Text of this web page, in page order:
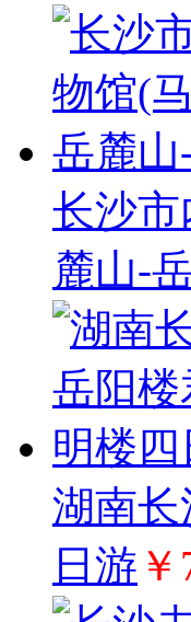
长沙
麓山-
湖南
日游